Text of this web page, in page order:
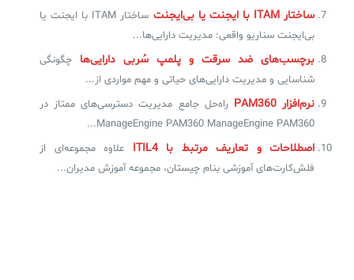
ساختار ITAM با ایجنت یا بی‌ایجنت
ساختار ITAM با ایجنت یا
بی‌ایجنت سناریو واقعی: مدیریت دارایی‌ها...
برچسب‌های ضد سرقت و پلمپ سُربی دارایی‌ها
چگونگی
شناسایی و مدیریت دارایی‌های حیاتی و مهم مواردی از...
نرم‌افزار PAM360
راه‌حل جامع مدیریت دسترسی‌های ممتاز در
ManageEngine PAM360 ManageEngine PAM360...
اصطلاحات و تعاریف مرتبط با ITIL4
علاوه مجموعه‌ای از
فلش‌کارت‌های آموزشی بنام چیستان، مجموعه‌ آموزش مدیران...